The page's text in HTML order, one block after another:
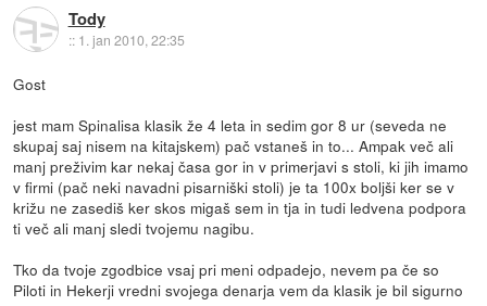
Tody
:: 1. jan 2010, 22:35
Gost
jest mam Spinalisa klasik že 4 leta in sedim gor 8 ur (seveda ne
skupaj saj nisem na kitajskem) pač vstaneš in to... Ampak več ali
manj preživim kar nekaj časa gor in v primerjavi s stoli, ki jih imamo
v firmi (pač neki navadni pisarniški stoli) je ta 100x boljši ker se v
križu ne zasediš ker skos migaš sem in tja in tudi ledvena podpora
ti več ali manj sledi tvojemu nagibu.
Tko da tvoje zgodbice vsaj pri meni odpadejo, nevem pa če so
Piloti in Hekerji vredni svojega denarja vem da klasik je bil sigurno